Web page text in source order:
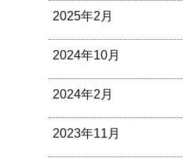
2025年2月
2024年10月
2024年2月
2023年11月